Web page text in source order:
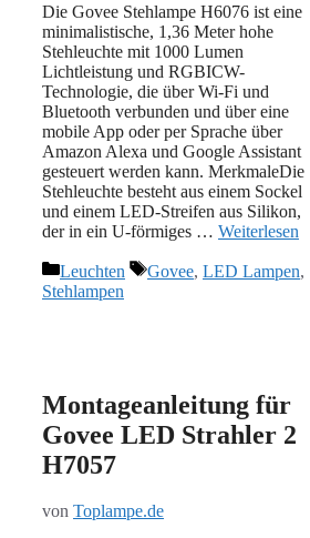
Die Govee Stehlampe H6076 ist eine
minimalistische, 1,36 Meter hohe
Stehleuchte mit 1000 Lumen
Lichtleistung und RGBICW-
Technologie, die über Wi-Fi und
Bluetooth verbunden und über eine
mobile App oder per Sprache über
Amazon Alexa und Google Assistant
gesteuert werden kann. MerkmaleDie
Stehleuchte besteht aus einem Sockel
und einem LED-Streifen aus Silikon,
der in ein U-förmiges … Weiterlesen
Kategorien
Leuchten Schlagwörter
Govee, LED Lampen,
Stehlampen
Montageanleitung für
Govee LED Strahler 2
H7057
von Toplampe.de